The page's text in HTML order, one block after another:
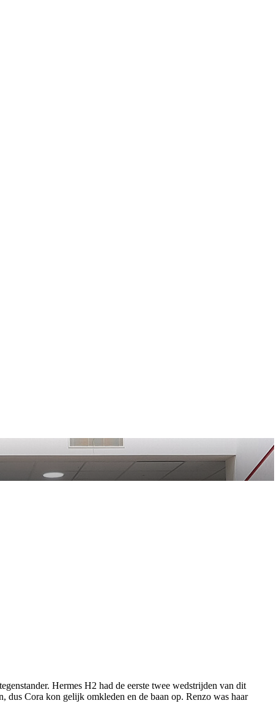
Hermes H2 had de eerste twee wedstrijden van dit
dus Cora kon gelijk omkleden en de baan op. Renzo was haar